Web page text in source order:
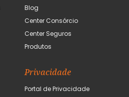
Blog
Center Consórcio
Center Seguros
Produtos
Privacidade
Portal de Privacidade